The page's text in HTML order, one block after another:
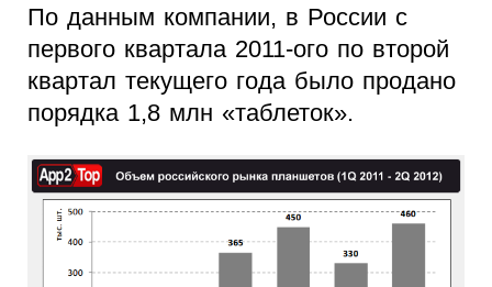
По данным компании, в России с
первого квартала 2011-ого по второй
квартал текущего года было продано
порядка 1,8 млн «таблеток».